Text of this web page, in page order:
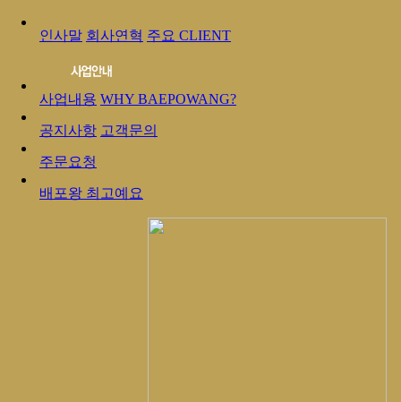
인사말 회사연혁 주요 CLIENT
사업내용 WHY BAEPOWANG?
공지사항 고객문의
주문요청
배포왕 최고예요